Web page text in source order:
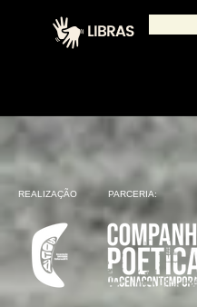
REALIZAÇÃO PARCERIA: